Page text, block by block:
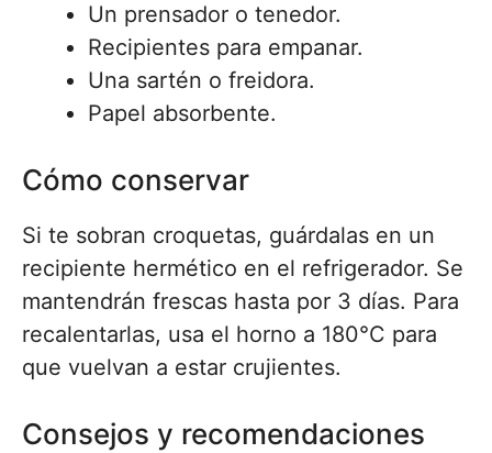
Un prensador o tenedor.
Recipientes para empanar.
Una sartén o freidora.
Papel absorbente.
Cómo conservar
Si te sobran croquetas, guárdalas en un
recipiente hermético en el refrigerador. Se
mantendrán frescas hasta por 3 días. Para
recalentarlas, usa el horno a 180°C para
que vuelvan a estar crujientes.
Consejos y recomendaciones